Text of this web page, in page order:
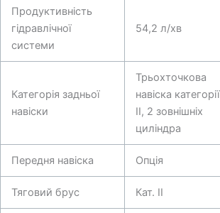
Продуктивність
гідравлічної
системи
54,2 л/хв
Категорія задньої
навіски
Трьохточкова
навіска категорії
II, 2 зовнішніх
циліндра
Передня навіска Опція
Тяговий брус Кат. II